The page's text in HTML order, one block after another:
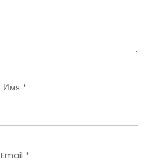
Имя *
Email *